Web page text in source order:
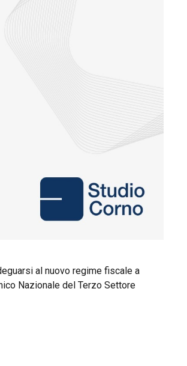
al nuovo regime fiscale a
Nazionale del Terzo Settore